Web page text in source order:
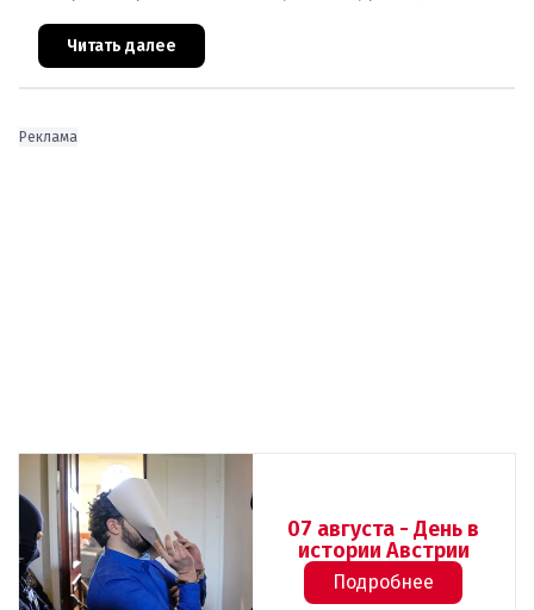
ранена выстрелом из пневматического оружия.
Полиция задержала двух п
Читать далее
Реклама
07 августа - День в
истории Австрии
Подробнее